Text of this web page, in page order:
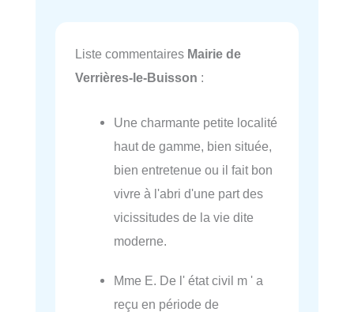
Liste commentaires Mairie de
Verrières-le-Buisson :
Une charmante petite localité
haut de gamme, bien située,
bien entretenue ou il fait bon
vivre à l'abri d'une part des
vicissitudes de la vie dite
moderne.
Mme E. De l' état civil m ' a
reçu en période de